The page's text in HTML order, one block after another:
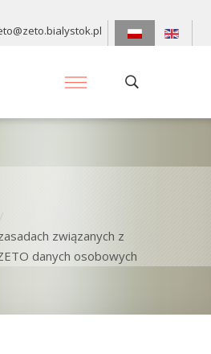
/
związanych z
danych osobowych